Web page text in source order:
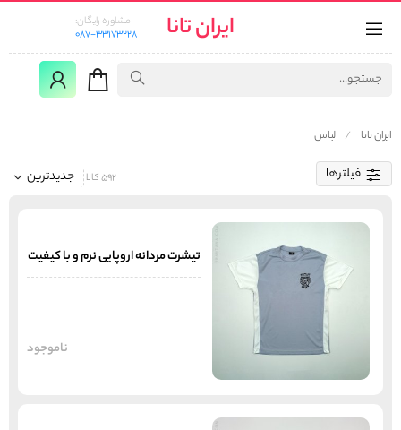
ایران تانا
مشاوره رایگان:
087-33173228
ایران تانا لباس
فیلترها جدیدترین 592 کالا
تیشرت مردانه اروپایی نرم و با کیفیت
ناموجود